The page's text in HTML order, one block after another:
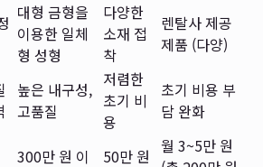
대형 금형을
이용한 일체
형 성형
다양한
소재 접
착
렌탈사 제공
제품 (다양)
높은 내구성,
고품질
저렴한
초기 비
용
초기 비용 부
담 완화
300만 원 이
50만 원 월 3~5만 원